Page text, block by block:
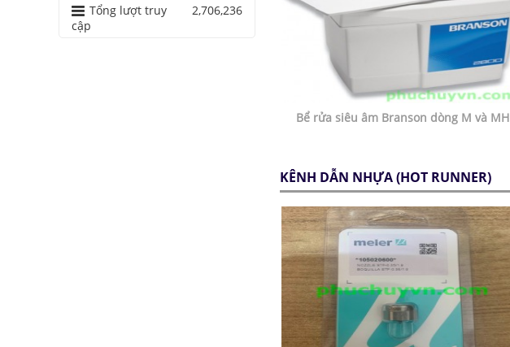
Bể rửa siêu âm Branson dòng M và MH
KÊNH DẪN NHỰA (HOT RUNNER)
Tổng lượt truy
cập
2,706,236